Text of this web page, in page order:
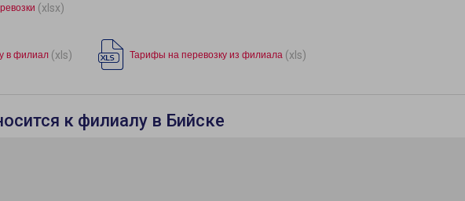
(xlsx)
в филиал (xls) Тарифы на перевозку из филиала (xls)
к филиалу в Бийске